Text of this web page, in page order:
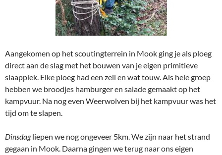
Aangekomen op het scoutingterrein in Mook ging je als ploeg
direct aan de slag met het bouwen van je eigen primitieve
slaapplek. Elke ploeg had een zeil en wat touw. Als hele groep
hebben we broodjes hamburger en salade gemaakt op het
kampvuur. Na nog even Weerwolven bij het kampvuur was het
tijd om te slapen.
Dinsdagliepen we nog ongeveer 5km. We zijn naar het strand
gegaan in Mook. Daarna gingen we terug naar ons eigen